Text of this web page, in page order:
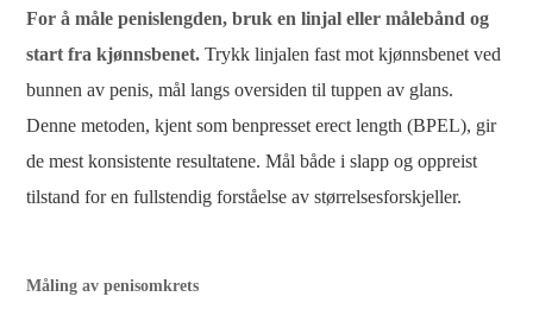
For å måle penislengden, bruk en linjal eller målebånd og
start fra kjønnsbenet. Trykk linjalen fast mot kjønnsbenet ved
bunnen av penis, mål langs oversiden til tuppen av glans.
Denne metoden, kjent som benpresset erect length (BPEL), gir
de mest konsistente resultatene. Mål både i slapp og oppreist
tilstand for en fullstendig forståelse av størrelsesforskjeller.
Måling av penisomkrets